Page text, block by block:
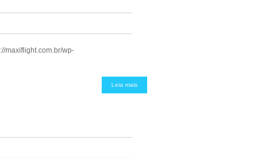
maxiflight.com.br/wp-
Leia mais